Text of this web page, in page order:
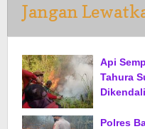
Jangan
Api
Tahura
Polres